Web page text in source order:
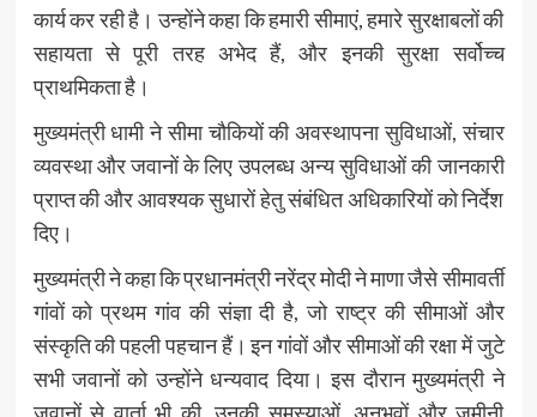
कार्य कर रही है। उन्होंने कहा कि हमारी सीमाएं, हमारे सुरक्षाबलों की
सहायता से पूरी तरह अभेद हैं, और इनकी सुरक्षा सर्वोच्च
प्राथमिकता है।
मुख्यमंत्री धामी ने सीमा चौकियों की अवस्थापना सुविधाओं, संचार
व्यवस्था और जवानों के लिए उपलब्ध अन्य सुविधाओं की जानकारी
प्राप्त की और आवश्यक सुधारों हेतु संबंधित अधिकारियों को निर्देश
दिए।
मुख्यमंत्री ने कहा कि प्रधानमंत्री नरेंद्र मोदी ने माणा जैसे सीमावर्ती
गांवों को प्रथम गांव की संज्ञा दी है, जो राष्ट्र की सीमाओं और
संस्कृति की पहली पहचान हैं। इन गांवों और सीमाओं की रक्षा में जुटे
सभी जवानों को उन्होंने धन्यवाद दिया। इस दौरान मुख्यमंत्री ने